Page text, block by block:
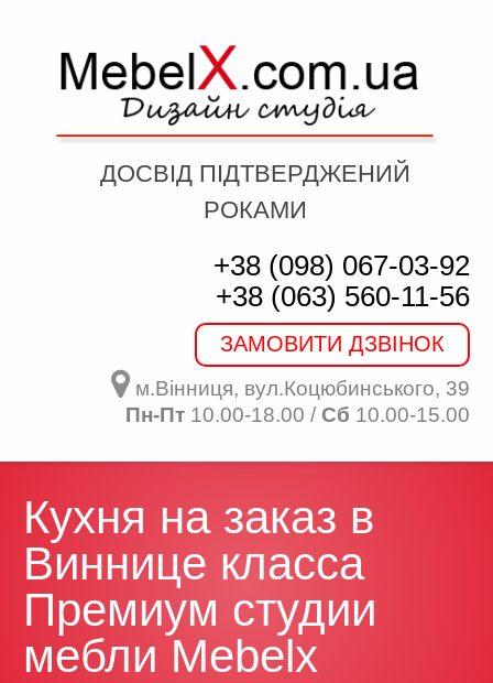
ДОСВІД ПІДТВЕРДЖЕНИЙ
РОКАМИ
+38 (098) 067-03-92
+38 (063) 560-11-56
ЗАМОВИТИ ДЗВІНОК
м.Вінниця, вул.Коцюбинського, 39
Пн-Пт10.00-18.00 / Сб 10.00-15.00
Кухня на заказ в
Виннице класса
Премиум студии
мебли Mebelx